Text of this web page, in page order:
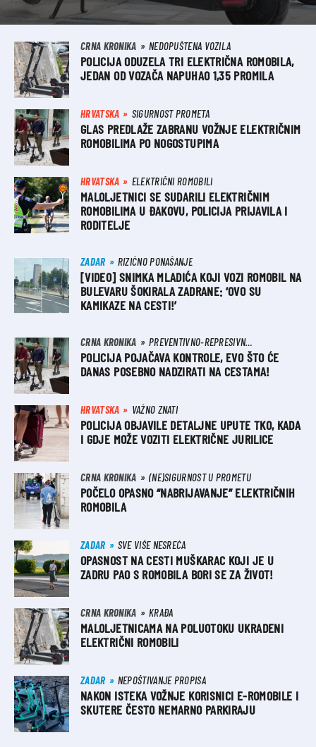
CRNA KRONIKA NEDOPUŠTENA VOZILA
POLICIJA ODUZELA TRI ELEKTRIČNA ROMOBILA,
JEDAN OD VOZAČA NAPUHAO 1,35 PROMILA
HRVATSKA SIGURNOST PROMETA
GLAS PREDLAŽE ZABRANU VOŽNJE ELEKTRIČNIM
ROMOBILIMA PO NOGOSTUPIMA
HRVATSKA ELEKTRIČNI ROMOBILI
MALOLJETNICI SE SUDARILI ELEKTRIČNIM
ROMOBILIMA U ĐAKOVU, POLICIJA PRIJAVILA I
RODITELJE
ZADAR RIZIČNO PONAŠANJE
[VIDEO] SNIMKA MLADIĆA KOJI VOZI ROMOBIL NA
BULEVARU ŠOKIRALA ZADRANE: ‘OVO SU
KAMIKAZE NA CESTI!’
CRNA KRONIKA PREVENTIVNO-REPRESIVNA AKCIJA
POLICIJA POJAČAVA KONTROLE, EVO ŠTO ĆE
DANAS POSEBNO NADZIRATI NA CESTAMA!
HRVATSKA VAŽNO ZNATI
POLICIJA OBJAVILE DETALJNE UPUTE TKO, KADA
I GDJE MOŽE VOZITI ELEKTRIČNE JURILICE
CRNA KRONIKA (NE)SIGURNOST U PROMETU
POČELO OPASNO “NABRIJAVANJE” ELEKTRIČNIH
ROMOBILA
ZADAR SVE VIŠE NESREĆA
OPASNOST NA CESTI MUŠKARAC KOJI JE U
ZADRU PAO S ROMOBILA BORI SE ZA ŽIVOT!
CRNA KRONIKA KRAĐA
MALOLJETNICAMA NA POLUOTOKU UKRADENI
ELEKTRIČNI ROMOBILI
ZADAR NEPOŠTIVANJE PROPISA
NAKON ISTEKA VOŽNJE KORISNICI E-ROMOBILE I
SKUTERE ČESTO NEMARNO PARKIRAJU